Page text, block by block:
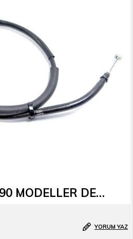
KTM DUKE 250/390 MODELLER DEBRİYAJ HORTUMU 15-17
YORUM YAZ